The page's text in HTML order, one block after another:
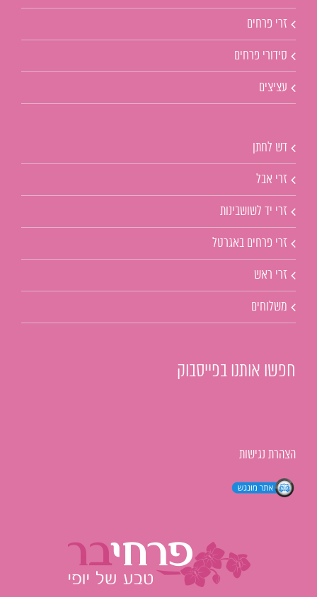
זרי פרחים
סידורי פרחים
עציצים
דש לחתן
זרי אבל
זרי יד לשושבינות
זרי פרחים באגרטל
זרי ראש
משלוחים
חפשו אותנו בפייסבוק
הצהרת נגישות